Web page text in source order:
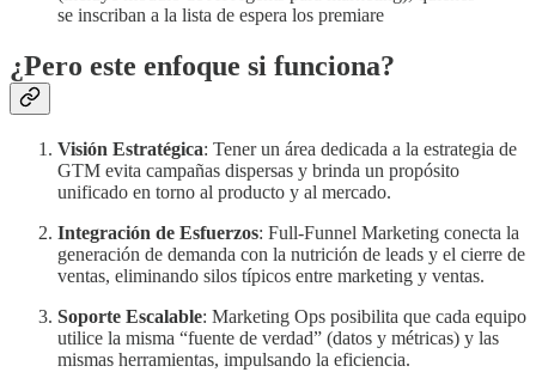
se inscriban a la lista de espera los premiare
¿Pero este enfoque si funciona?
Visión Estratégica: Tener un área dedicada a la estrategia de
GTM evita campañas dispersas y brinda un propósito
unificado en torno al producto y al mercado.
Integración de Esfuerzos: Full-Funnel Marketing conecta la
generación de demanda con la nutrición de leads y el cierre de
ventas, eliminando silos típicos entre marketing y ventas.
Soporte Escalable: Marketing Ops posibilita que cada equipo
utilice la misma “fuente de verdad” (datos y métricas) y las
mismas herramientas, impulsando la eficiencia.